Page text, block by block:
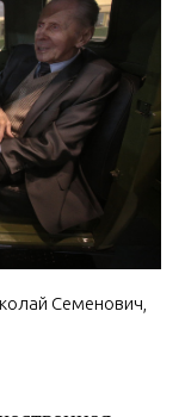
Семенович,